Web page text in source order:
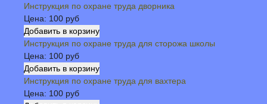
Инструкция по охране труда дворника
Цена: 100 руб
Инструкция по охране труда для сторожа школы
Цена: 100 руб
Инструкция по охране труда для вахтера
Цена: 100 руб